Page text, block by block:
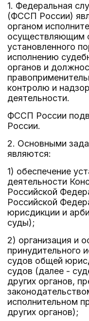
1. Федеральная
(ФССП России)
органом
осуществляющим
установленного
исполнению
органов и
контролю и
деятельности.
ФССП России
России.
2. Основными
являются:
1) обеспечение
деятельности
Российской
Российской
юрисдикции и
суды);
2) организация и
принудительного
судов общей
судов (далее -
других органов,
исполнительном
других органов);